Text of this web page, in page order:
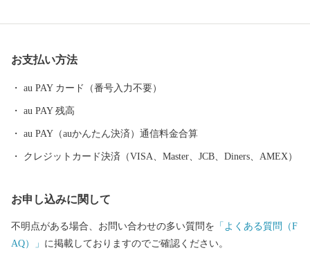
下有数の酒どころでもあり、毎年3月に市内6蔵が同時に蔵開きを
お支払い方法
au PAY カード（番号入力不要）
au PAY 残高
au PAY（auかんたん決済）通信料金合算
クレジットカード決済（VISA、Master、JCB、Diners、AMEX）
お申し込みに関して
不明点がある場合、お問い合わせの多い質問を 「よくある質問（F
AQ）」 に掲載しておりますのでご確認ください。